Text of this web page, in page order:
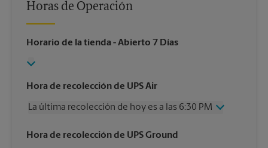
Horas de Operación
Horario de la tienda - Abierto 7 Días
Hora de recolección de UPS Air
La última recolección de hoy es a las 6:30 PM
Miércoles
6:30 PM
Hora de recolección de UPS Ground